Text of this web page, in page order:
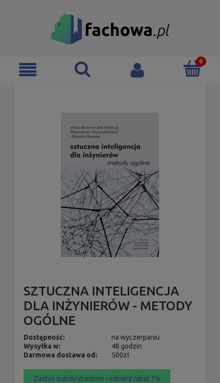
SZTUCZNA INTELIGENCJA
DLA INŻYNIERÓW - METODY
OGÓLNE
Dostępność:
na wyczerpaniu
Wysyłka w:
48 godzin
Darmowa dostawa od:
500zł
Zostań subskrybentem i odbierz rabat 7%